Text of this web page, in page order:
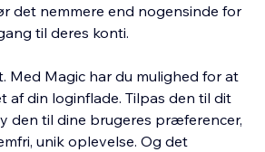
det nemmere end nogensinde for
til deres konti.
Med Magic har du mulighed for at
af din loginflade. Tilpas den til dit
den til dine brugeres præferencer,
unik oplevelse. Og det